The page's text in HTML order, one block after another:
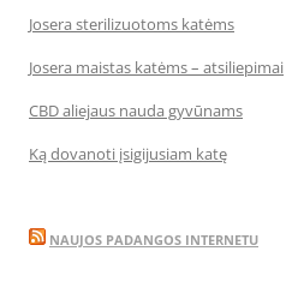
Josera sterilizuotoms katėms
Josera maistas katėms – atsiliepimai
CBD aliejaus nauda gyvūnams
Ką dovanoti įsigijusiam katę
NAUJOS PADANGOS INTERNETU